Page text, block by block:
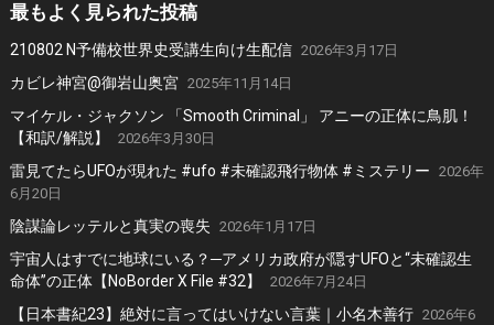
最もよく見られた投稿
210802 N予備校世界史受講生向け生配信 2026年3月17日
カビレ神宮@御岩山奥宮 2025年11月14日
マイケル・ジャクソン 「Smooth Criminal」 アニーの正体に鳥肌！
【和訳/解説】
2026年3月30日
雷見てたらUFOが現れた #ufo #未確認飛行物体 #ミステリー 2026年
6月20日
陰謀論レッテルと真実の喪失 2026年1月17日
宇宙人はすでに地球にいる？─アメリカ政府が隠すUFOと“未確認生
命体”の正体【NoBorder X File #32】
2026年7月24日
【日本書紀23】絶対に言ってはいけない言葉｜小名木善行 2026年6